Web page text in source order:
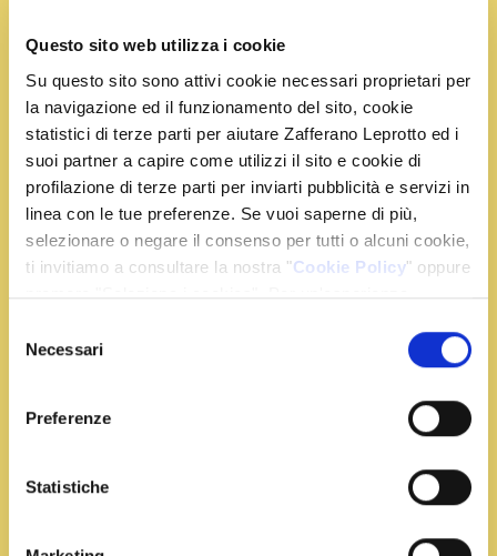
Questo sito web utilizza i cookie
Su questo sito sono attivi cookie necessari proprietari per
la navigazione ed il funzionamento del sito, cookie
statistici di terze parti per aiutare Zafferano Leprotto ed i
suoi partner a capire come utilizzi il sito e cookie di
profilazione di terze parti per inviarti pubblicità e servizi in
linea con le tue preferenze. Se vuoi saperne di più,
selezionare o negare il consenso per tutti o alcuni cookie,
ti invitiamo a consultare la nostra "Cookie Policy" oppure
premere "Seleziona i cookies". Per un'esperienza
delNecessari
Preferenze
Statistiche
Condividi la ricetta
Ingredienti
12 bocconcini di mozzarella
2 bustine di zafferano
200 g. di farina
olio e sale q.b.
Settacciate la farina in una ciotola, sciogliete lo